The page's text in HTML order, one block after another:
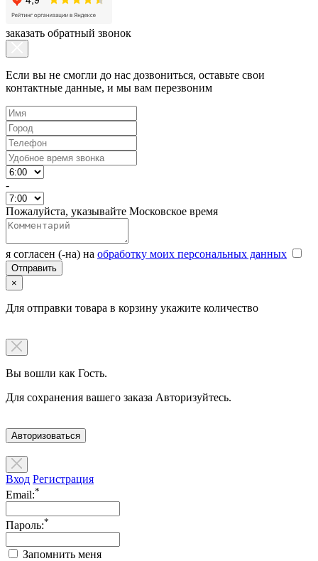
заказать обратный звонок
Если вы не смогли до нас дозвониться, оставьте свои
контактные данные, и мы вам перезвоним
-
Пожалуйста, указывайте Московское время
я согласен (-на) на обработку моих персональных данных
×
Для отправки товара в корзину укажите количество
Вы вошли как Гость.
Для сохранения вашего заказа Авторизуйтесь.
Авторизоваться
Вход Регистрация
Email:*
Пароль:*
Запомнить меня